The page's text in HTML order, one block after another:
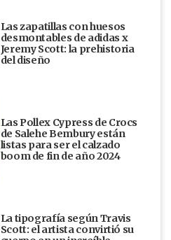
Las zapatillas con huesos
desmontables de adidas x
Jeremy Scott: la prehistoria
del diseño
Las Pollex Cypress de Crocs
de Salehe Bembury están
listas para ser el calzado
boom de fin de año 2024
La tipografía según Travis
Scott: el artista convirtió su